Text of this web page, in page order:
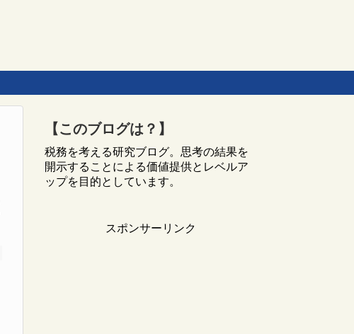
【このブログは？】
税務を考える研究ブログ。思考の結果を
開示することによる価値提供とレベルア
ップを目的としています。
スポンサーリンク